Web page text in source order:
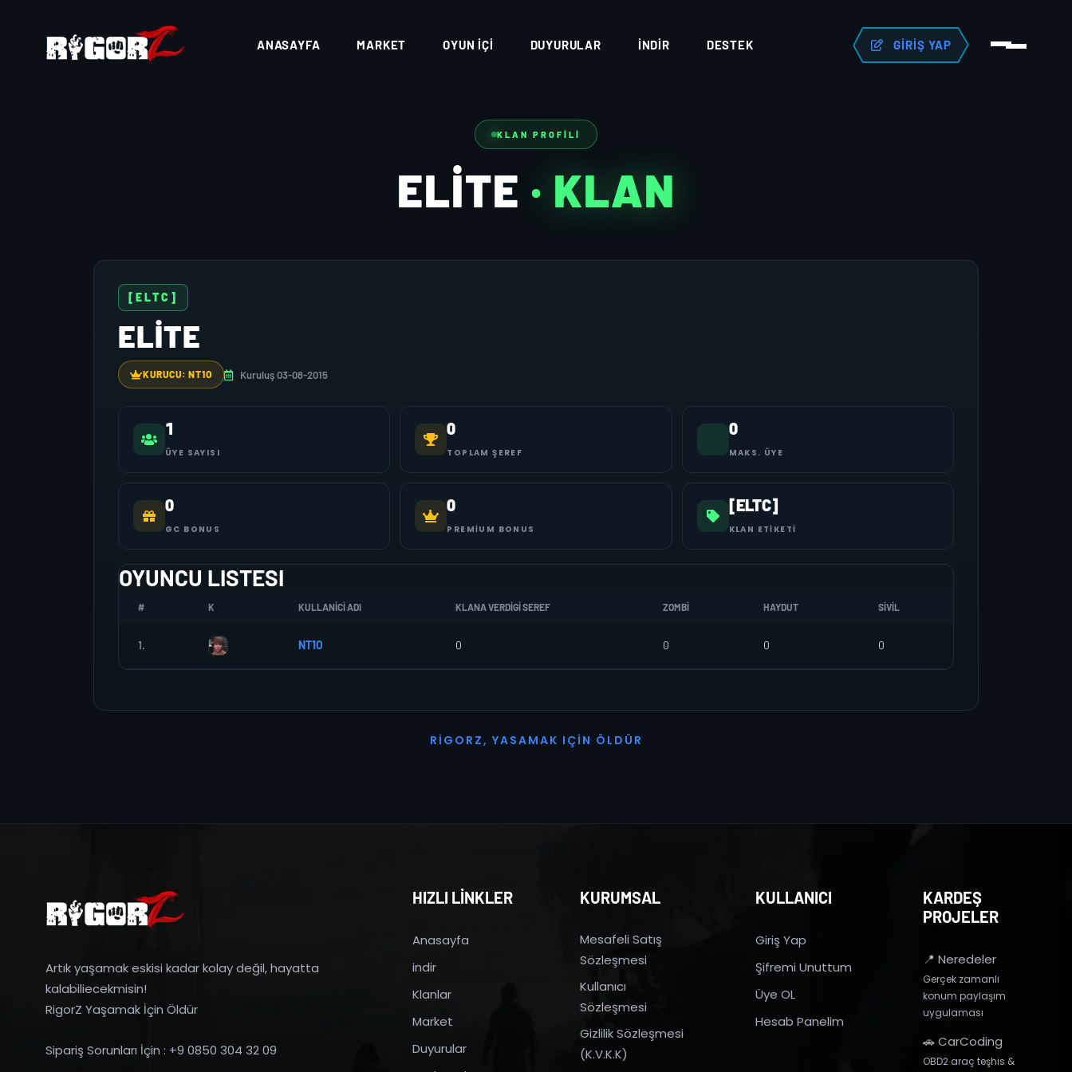
ANASAYFA MARKET OYUN İÇI DUYURULAR İNDIR DESTEK GIRIŞ YAP
KLAN PROFILI
ELİTE · KLAN
[ELTC]
ELİTE
KURUCU: NT1O Kuruluş 03-08-2015
1
ÜYE SAYISI
0
TOPLAM ŞEREF
0
MAKS. ÜYE
0
GC BONUS
0
PREMIUM BONUS
[ELTC]
KLAN ETIKETI
OYUNCU LISTESI
# K KULLANICI ADI KLANA VERDIGI SEREF ZOMBI HAYDUT SIVIL
1. NT1O 0 0 0 0
R I G O R Z, YASAMAK I ÇI N Ö L D Ü R
Artık yaşamak eskisi kadar kolay değil, hayatta
kalabiliecekmisin!
RigorZ Yaşamak İçin Öldür
Sipariş Sorunları İçin : +9 0850 304 32 09
HIZLI LİNKLER
Anasayfa
indir
Klanlar
Market
Duyurular
KURUMSAL
Mesafeli Satış
Sözleşmesi
Kullanıcı
Sözleşmesi
Gizlilik Sözleşmesi
(K.V.K.K)
KULLANICI
Giriş Yap
Şifremi Unuttum
Üye OL
Hesab Panelim
KARDEŞ
PROJELER
📍 Neredeler
Gerçek zamanlı
konum paylaşım
uygulaması
🚗 CarCoding
OBD2 araç teşhis &